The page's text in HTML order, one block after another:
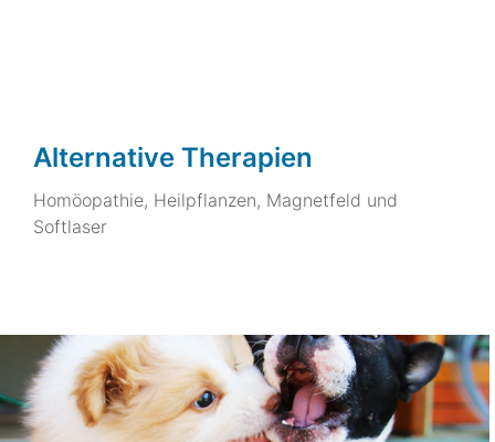
Alternative Therapien
Homöopathie, Heilpflanzen, Magnetfeld und
Softlaser